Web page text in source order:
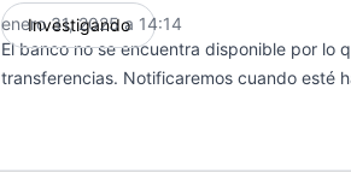
Investigando
enero 31, 2025 a 14:14
El banco no se encuentra disponible por lo
transferencias. Notificaremos cuando esté